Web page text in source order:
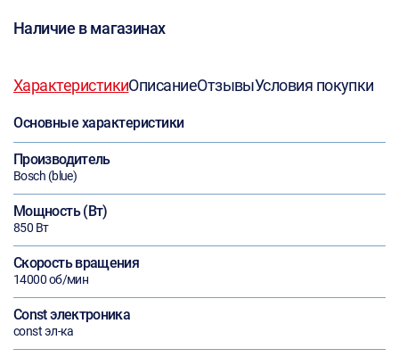
Наличие в магазинах
ХарактеристикиОписаниеОтзывыУсловия покупки
Основные характеристики
Производитель
Bosch (blue)
Мощность (Вт)
850 Вт
Скорость вращения
14000 об/мин
Const электроника
const эл-ка